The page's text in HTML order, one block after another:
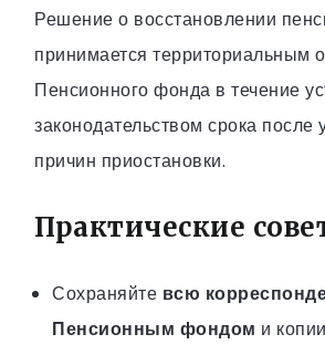
Решение о восстановлении
принимается территориальным
Пенсионного фонда в течение
законодательством срока после
причин приостановки.
Практические
Сохраняйте всю
Пенсионным фондом и